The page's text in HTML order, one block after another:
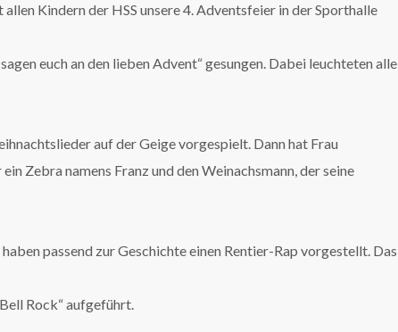
Kindern der HSS unsere 4. Adventsfeier in der Sporthalle
euch an den lieben Advent“ gesungen. Dabei leuchteten alle
auf der Geige vorgespielt. Dann hat Frau
Zebra namens Franz und den Weinachsmann, der seine
passend zur Geschichte einen Rentier-Rap vorgestellt. Das
Rock“ aufgeführt.